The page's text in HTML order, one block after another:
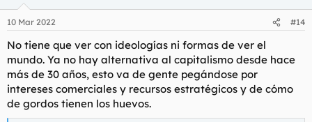
e
:
10 Mar 2022 #14
No tiene que ver con ideologías ni formas de ver el
mundo. Ya no hay alternativa al capitalismo desde hace
más de 30 años, esto va de gente pegándose por
intereses comerciales y recursos estratégicos y de cómo
de gordos tienen los huevos.